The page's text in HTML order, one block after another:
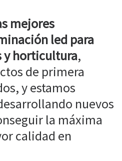
mejores
led para
y horticultura,
de primera
y estamos
nuevos
la máxima
calidad en